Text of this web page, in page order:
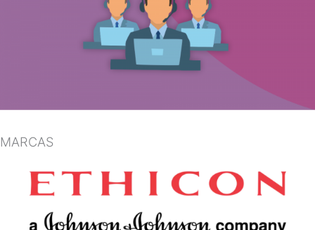
MARCAS